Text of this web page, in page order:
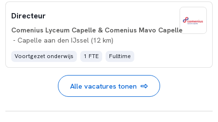
Directeur
Comenius Lyceum Capelle & Comenius Mavo Capelle
- Capelle aan den IJssel (12 km)
Voortgezet onderwijs 1 FTE Fulltime
Alle vacatures tonen